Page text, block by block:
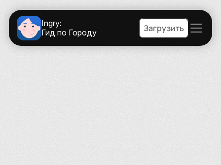
Ingry:
Гид по Городу
Загрузить